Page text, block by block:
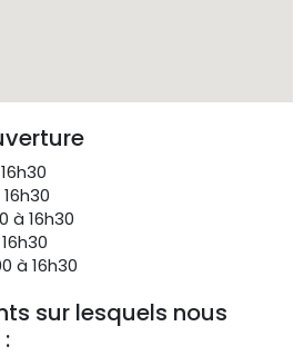
à 16h30
à 16h30
sur lesquels nous